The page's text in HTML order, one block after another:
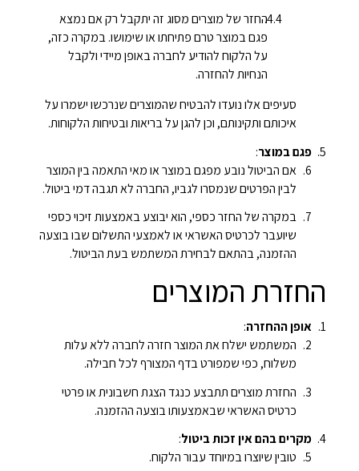
החזר של מוצרים מסוג זה יתקבל רק אם נמצא
פגם במוצר טרם פתיחתו או שימושו. במקרה כזה,
על הלקוח להודיע לחברה באופן מיידי ולקבל
הנחיות להחזרה.
סעיפים אלו נועדו להבטיח שהמוצרים שנרכשו ישמרו על
איכותם ותקינותם, וכן להגן על בריאות ובטיחות הלקוחות.
פגם במוצר:
אם הביטול נובע מפגם במוצר או מאי התאמה בין המוצר
לבין הפרטים שנמסרו לגביו, החברה לא תגבה דמי ביטול.
במקרה של החזר כספי, הוא יבוצע באמצעות זיכוי כספי
שיועבר לכרטיס האשראי או לאמצעי התשלום שבו בוצעה
ההזמנה, בהתאם לבחירת המשתמש בעת הביטול.
החזרת המוצרים
אופן ההחזרה:
המשתמש ישלח את המוצר חזרה לחברה ללא עלות
משלוח, כפי שמפורט בדף המצורף לכל חבילה.
החזרת מוצרים תתבצע כנגד הצגת חשבונית או פרטי
כרטיס האשראי שבאמצעותו בוצעה ההזמנה.
מקרים בהם אין זכות ביטול:
טובין שיוצרו במיוחד עבור הלקוח.